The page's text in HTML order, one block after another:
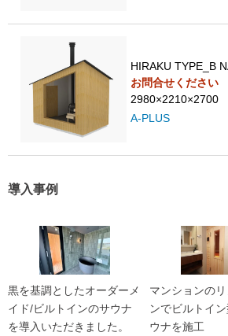
HIRAKU TYPE_B
お問合せください
2980×2210×2700
A-PLUS
導入事例
黒を基調としたオーダーメ
イド/ビルトインのサウナ
を導入いただきました。
マンションの
ンでビルトイ
ウナを施工